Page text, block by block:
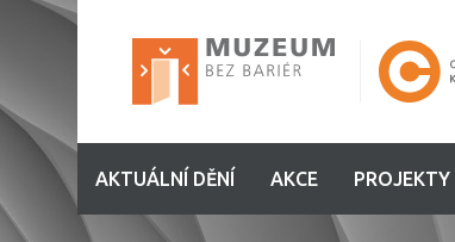
AKTUÁLNÍ DĚNÍ AKCE PROJEKTY